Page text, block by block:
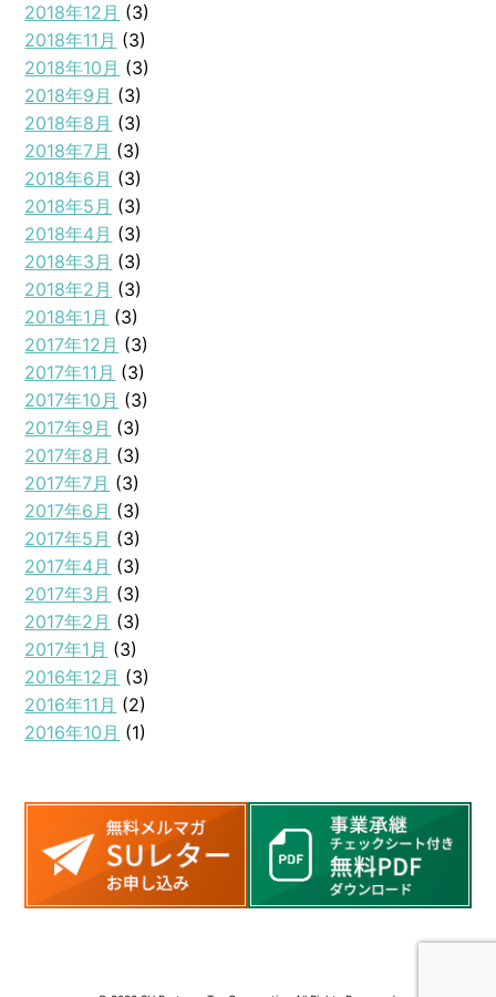
2018年12月 (3)
2018年11月 (3)
2018年10月 (3)
2018年9月 (3)
2018年8月 (3)
2018年7月 (3)
2018年6月 (3)
2018年5月 (3)
2018年4月 (3)
2018年3月 (3)
2018年2月 (3)
2018年1月 (3)
2017年12月 (3)
2017年11月 (3)
2017年10月 (3)
2017年9月 (3)
2017年8月 (3)
2017年7月 (3)
2017年6月 (3)
2017年5月 (3)
2017年4月 (3)
2017年3月 (3)
2017年2月 (3)
2017年1月 (3)
2016年12月 (3)
2016年11月 (2)
2016年10月 (1)